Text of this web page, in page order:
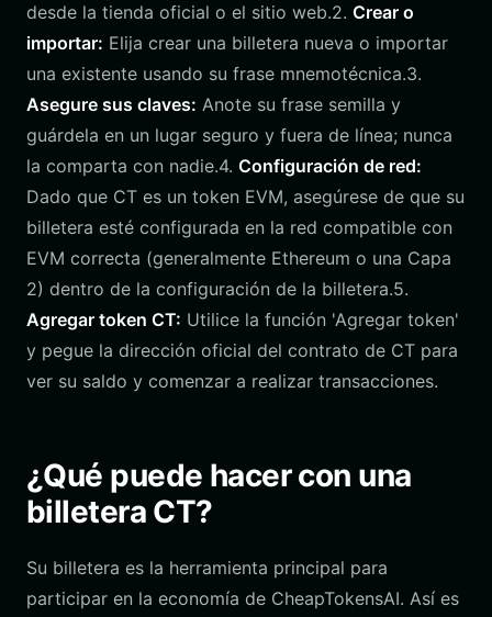
desde la tienda oficial o el sitio web.2. Crear o
importar: Elija crear una billetera nueva o importar
una existente usando su frase mnemotécnica.3.
Asegure sus claves: Anote su frase semilla y
guárdela en un lugar seguro y fuera de línea; nunca
la comparta con nadie.4. Configuración de red:
Dado que CT es un token EVM, asegúrese de que su
billetera esté configurada en la red compatible con
EVM correcta (generalmente Ethereum o una Capa
2) dentro de la configuración de la billetera.5.
Agregar token CT: Utilice la función 'Agregar token'
y pegue la dirección oficial del contrato de CT para
ver su saldo y comenzar a realizar transacciones.
¿Qué puede hacer con una
billetera CT?
Su billetera es la herramienta principal para
participar en la economía de CheapTokensAI. Así es